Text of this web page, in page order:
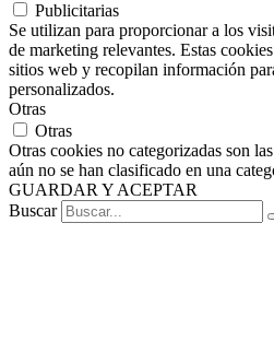
Publicitarias
Se utilizan para proporcionar a los
de marketing relevantes. Estas
sitios web y recopilan información
personalizados.
Otras
Otras
Otras cookies no categorizadas son
aún no se han clasificado en una
GUARDAR Y ACEPTAR
Buscar